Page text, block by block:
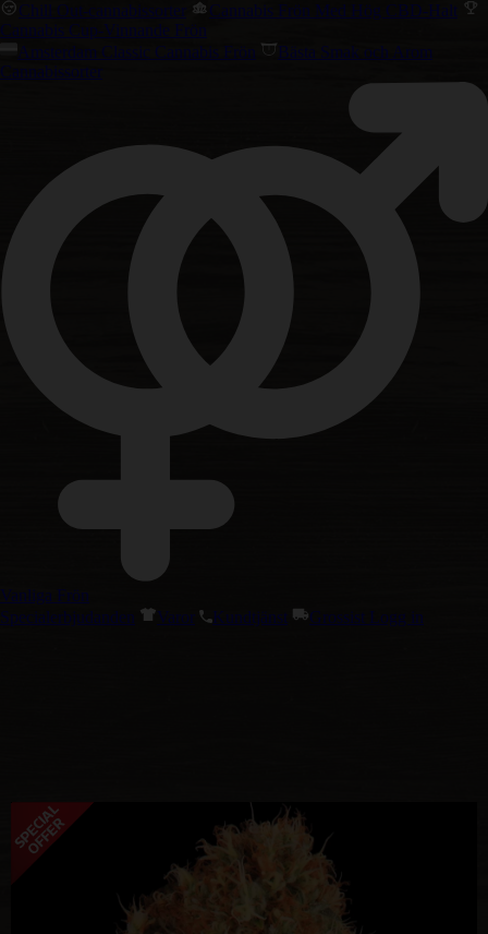
Chill Out-cannabissorter
Cannabis Frön Med Hög CBD-Halt
Cannabis Cup-Vinnande Frön
Amsterdam Classic Cannabis Frön
Bästa Smak och Arom
Cannabissorter
Vanliga Frön
Specialerbjudanden
Varor Kundtjänst Grossist Logg in